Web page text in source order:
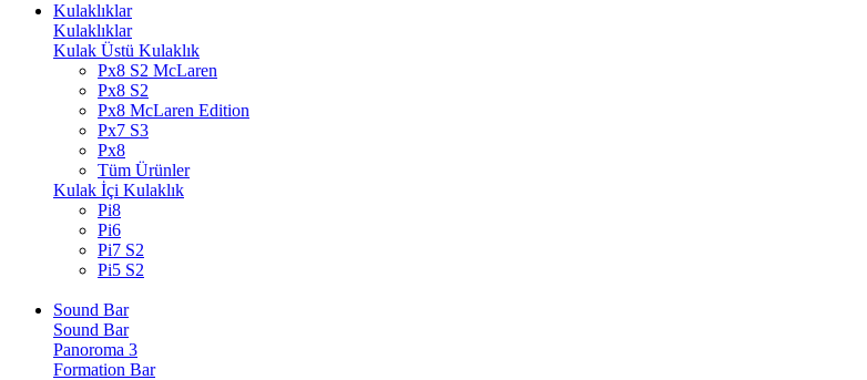
Kulaklıklar
Kulaklıklar
Kulak Üstü Kulaklık
Px8 S2 McLaren
Px8 S2
Px8 McLaren Edition
Px7 S3
Px8
Tüm Ürünler
Kulak İçi Kulaklık
Pi8
Pi6
Pi7 S2
Pi5 S2
Sound Bar
Sound Bar
Panoroma 3
Formation Bar